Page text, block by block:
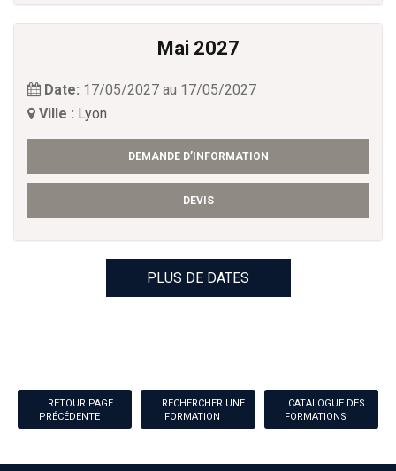
Mai 2027
Date: 17/05/2027 au 17/05/2027
Ville : Lyon
DEMANDE D’INFORMATION
DEVIS
PLUS DE DATES
RETOUR PAGE
PRÉCÉDENTE
RECHERCHER UNE
FORMATION
CATALOGUE DES
FORMATIONS